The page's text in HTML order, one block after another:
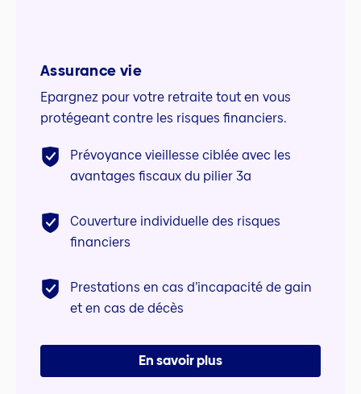
Assurance vie
Epargnez pour votre retraite tout en vous
protégeant contre les risques financiers.
Prévoyance vieillesse ciblée avec les
avantages fiscaux du pilier 3a
Couverture individuelle des risques
financiers
Prestations en cas d’incapacité de gain
et en cas de décès
En savoir plus